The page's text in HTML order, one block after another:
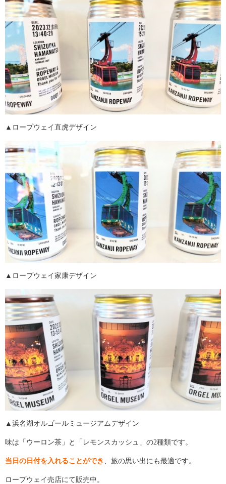
▲ロープウェイ直虎デザイン
▲ロープウェイ家康デザイン
▲浜名湖オルゴールミュージアムデザイン
味は「ウーロン茶」と「レモンスカッシュ」の2種類です。
当日の日付を入れることができ 、旅の思い出にも最適です。
ロープウェイ売店にて販売中。